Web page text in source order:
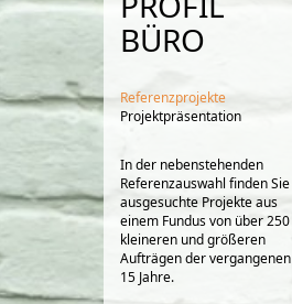
BÜRO
Referenzprojekte
Projektpräsentation
In der nebenstehenden
Referenzauswahl finden Sie
ausgesuchte Projekte aus
einem Fundus von über 250
kleineren und größeren
Aufträgen der vergangenen
15 Jahre.